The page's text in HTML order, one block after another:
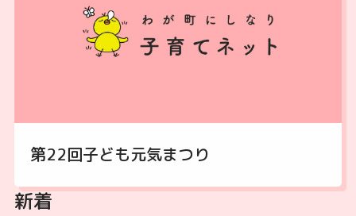
第22回子ども元気まつり
新着